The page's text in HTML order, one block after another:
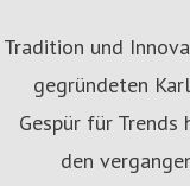
Tradition und
gegründeten
Gespür für
den